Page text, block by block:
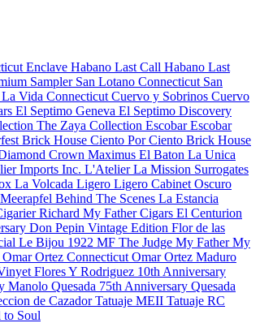
Enclave Habano Last Call Habano Last
Sampler San Lotano Connecticut San
Vida Connecticut Cuervo y Sobrinos Cuervo
El Septimo Geneva El Septimo Discovery
The Zaya Collection EscobarEscobar
Brick House Ciento Por Ciento Brick House
Crown Maximus El Baton La Unica
Imports Inc. L'AtelierLa Mission Surrogates
La Volcada Ligero Ligero Cabinet Oscuro
Meerapfel Behind The Scenes La Estancia
Richard My Father Cigars El Centurion
Don Pepin Vintage Edition Flor de las
Le Bijou 1922 MF The Judge My FatherMy
Omar Ortez Connecticut Omar Ortez Maduro
Flores Y Rodriguez 10th Anniversary
Manolo Quesada 75th Anniversary Quesada
de CazadorTatuaje MEII Tatuaje RC
to Soul